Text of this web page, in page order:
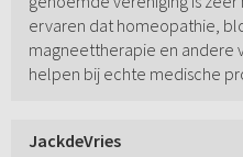
ervaren dat homeopathie,
magneettherapie en andere
helpen bij echte medische
JackdeVries